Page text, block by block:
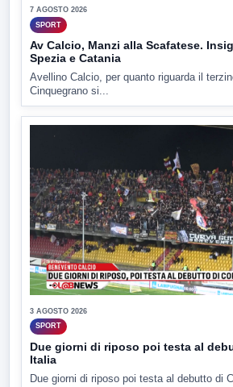
7 AGOSTO 2026
SPORT
Av Calcio, Manzi alla Scafatese.
Spezia e Catania
Avellino Calcio, per quanto riguarda il
Cinquegrano si...
3 AGOSTO 2026
SPORT
Due giorni di riposo poi testa al
Italia
Due giorni di riposo poi testa al debutto di